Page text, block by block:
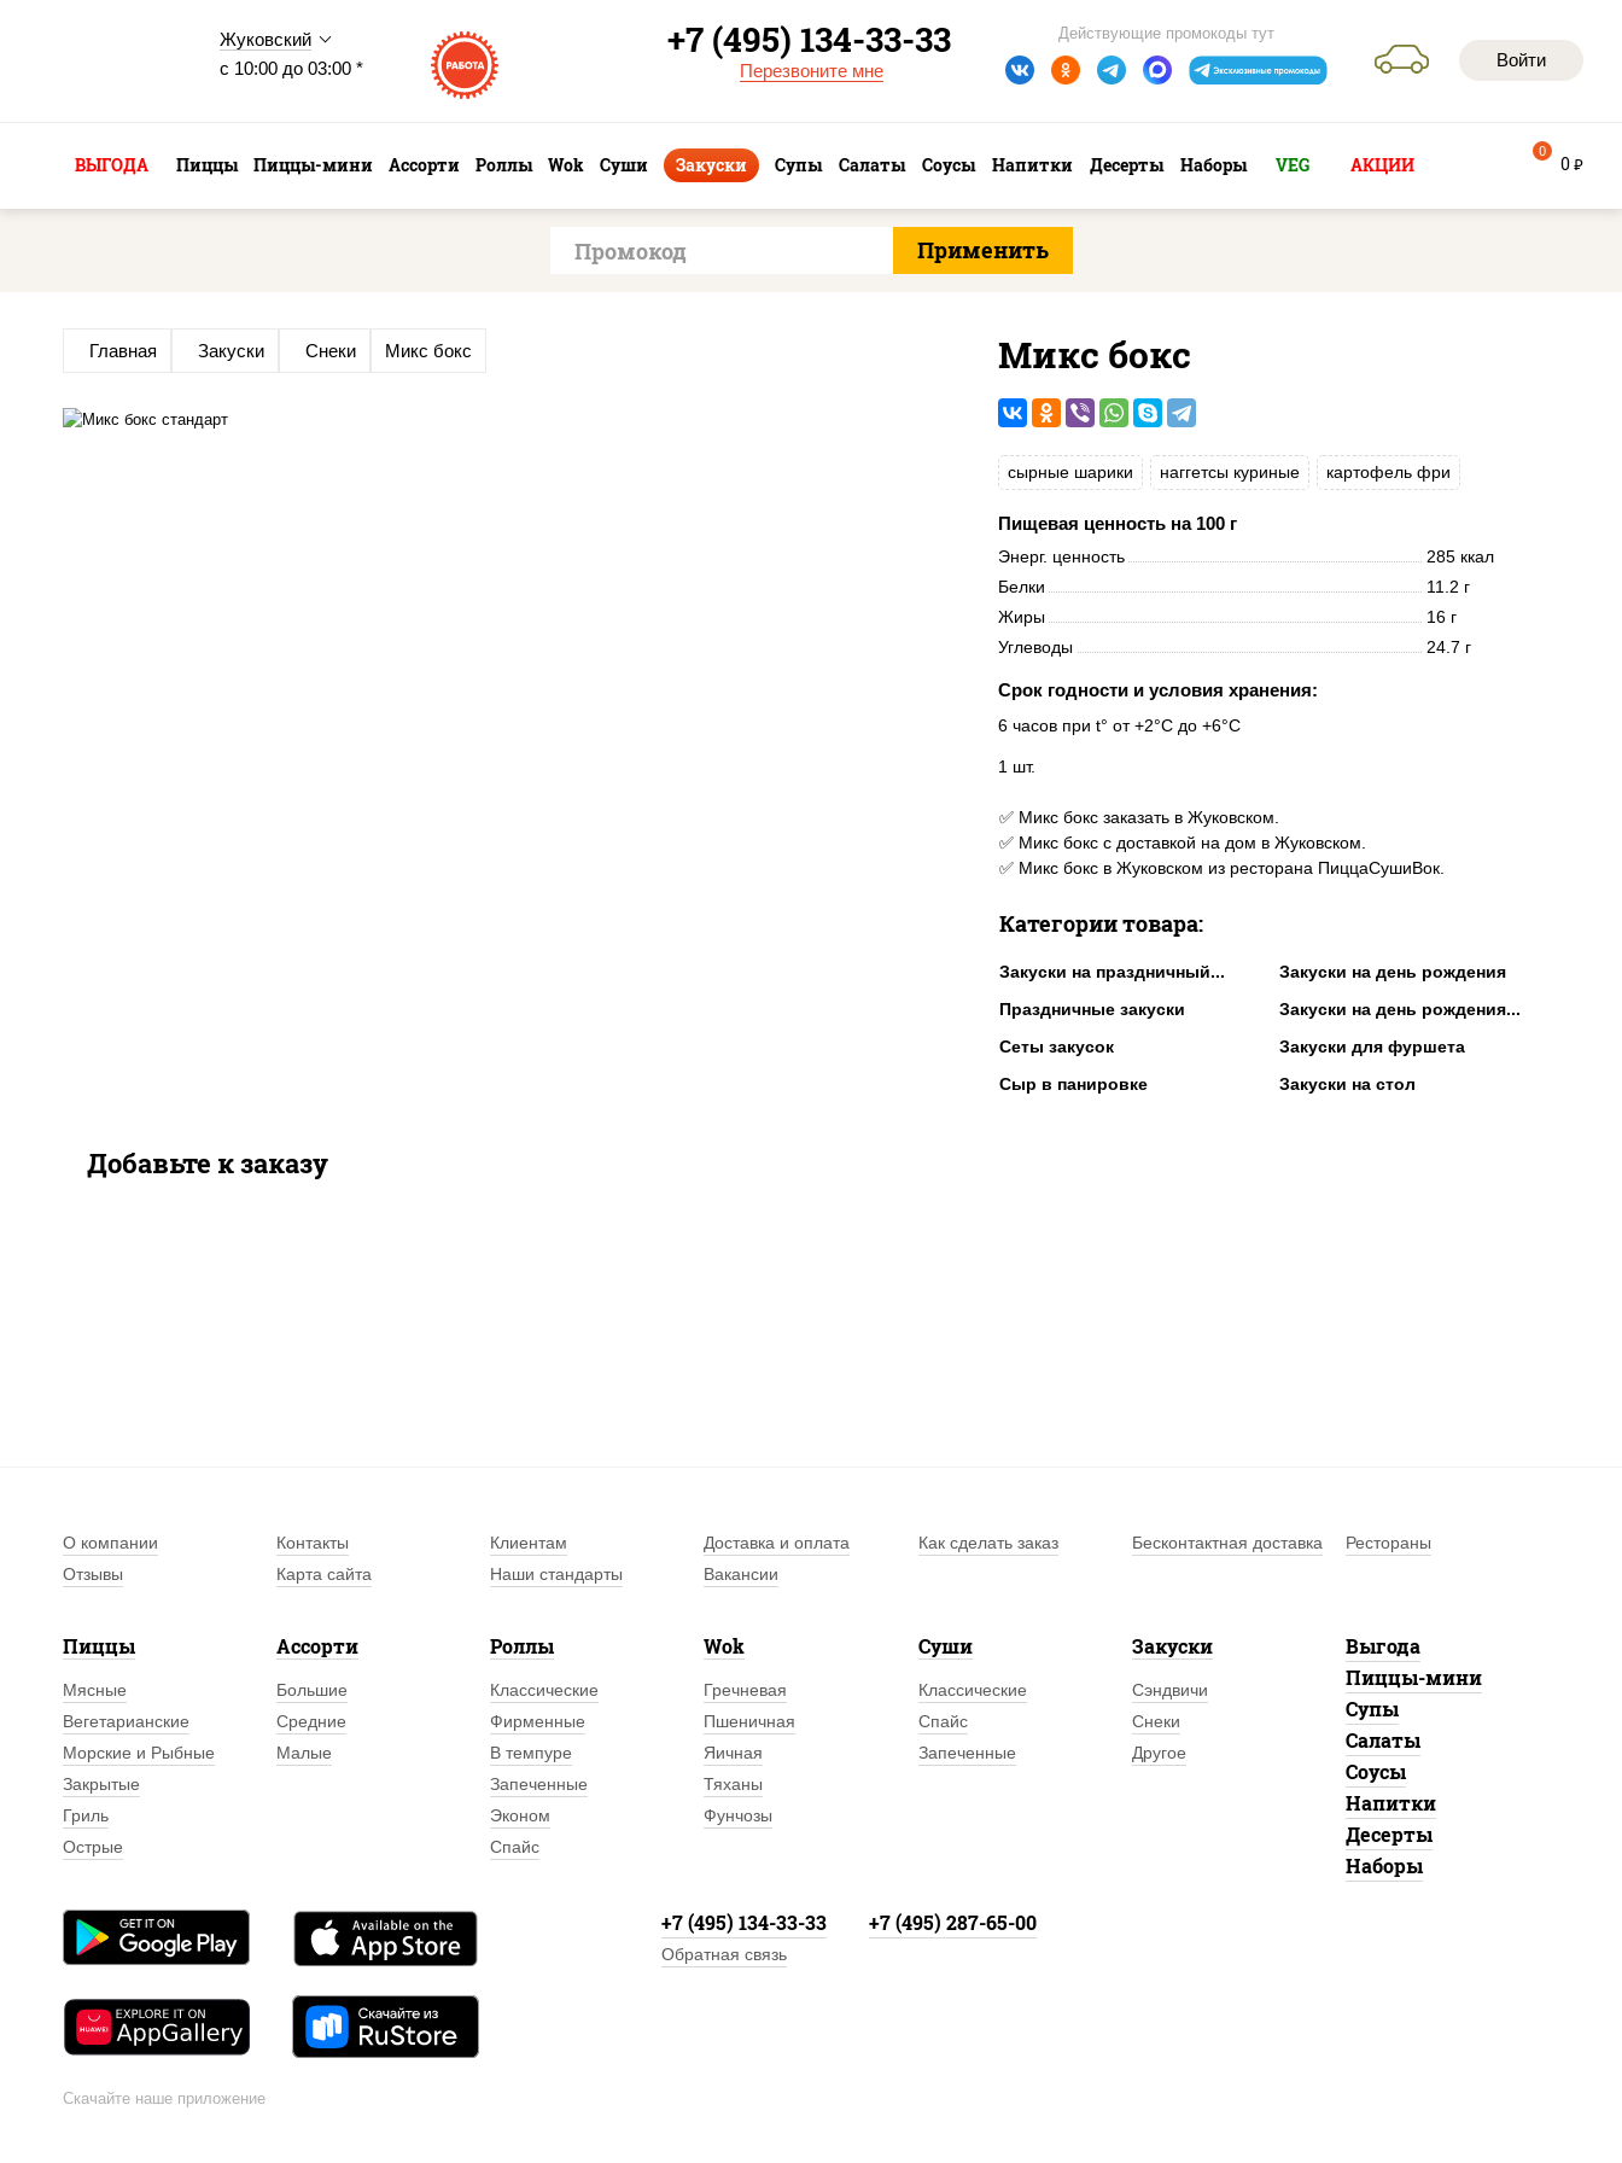
Жуковский
с 10:00 до 03:00 *
Войти
Действующие промокоды тут
+7 (495) 134-33-33
Перезвоните мне
ВЫГОДА Пиццы Пиццы-мини Ассорти Роллы Wok Суши Закуски Супы Салаты Соусы Напитки Десерты Наборы VEG АКЦИИ 0 руб
0
Главная Закуски Снеки Микс бокс Микс бокс
сырные шарики наггетсы куриные картофель фри
Пищевая ценность на 100 г
Энерг. ценность
285 ккал
Белки
11.2 г
Жиры
16 г
Углеводы
24.7 г
Срок годности и условия хранения:
6 часов при t° от +2°C до +6°C
1 шт.
✅ Микс бокс заказать в Жуковском.
✅ Микс бокс с доставкой на дом в Жуковском.
✅ Микс бокс в Жуковском из ресторана ПиццаСушиВок.
Категории товара:
Закуски на праздничный...
Закуски на день рождения
Праздничные закуски
Закуски на день рождения...
Сеты закусок
Закуски для фуршета
Сыр в панировке
Закуски на стол
Добавьте к заказу
О компании Контакты Клиентам Доставка и оплата Как сделать заказ Бесконтактная доставка
Рестораны
Отзывы
Карта сайта Наши стандарты Вакансии
Пиццы
Мясные
Вегетарианские
Морские и Рыбные
Закрытые
Гриль
Острые
Ассорти
Большие
Средние
Малые
Роллы
Классические
Фирменные
В темпуре
Запеченные
Эконом
Спайс
Wok
Гречневая
Пшеничная
Яичная
Тяханы
Фунчозы
Суши
Классические
Спайс
Запеченные
Закуски
Сэндвичи
Снеки
Другое
Выгода
Пиццы-мини
Супы
Салаты
Соусы
Напитки
Десерты
Наборы
Скачайте наше приложение
+7 (495) 134-33-33 +7 (495) 287-65-00
Обратная связь